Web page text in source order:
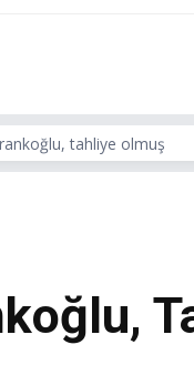
tahliye olmuş